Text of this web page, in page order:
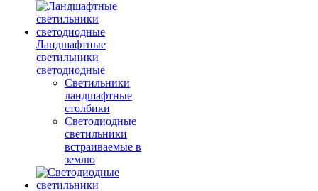
Ландшафтные
светильники
светодиодные
Светильники
ландшафтные
столбики
Светодиодные
светильники
встраиваемые в
землю